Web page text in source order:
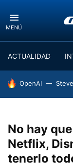
MENÚ
ACTUALIDAD
HOY SE HABLA
OpenAI
No hay
Netflix,
tenerlo